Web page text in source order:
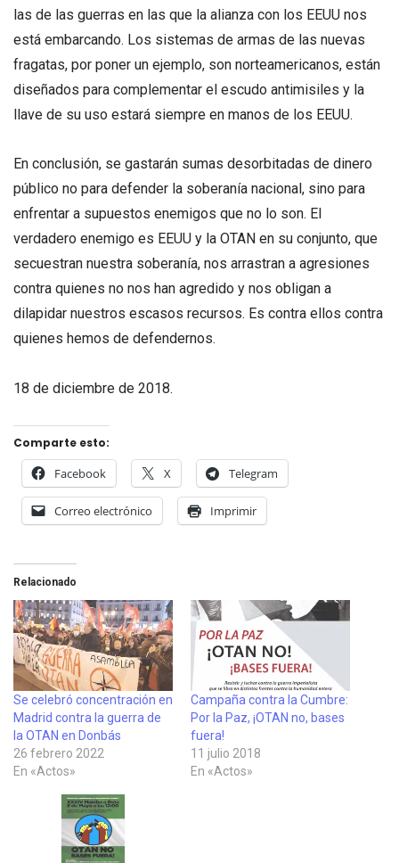
las de las guerras en las que la alianza con los EEUU nos
está embarcando. Los sistemas de armas de las nuevas
fragatas, por poner un ejemplo, son norteamericanos, están
diseñados para complementar el escudo antimisiles y la
llave de su uso estará siempre en manos de los EEUU.
En conclusión, se gastarán sumas desorbitadas de dinero
público no para defender la soberanía nacional, sino para
enfrentar a supuestos enemigos que no lo son. El
verdadero enemigo es EEUU y la OTAN en su conjunto, que
secuestran nuestra soberanía, nos arrastran a agresiones
contra quienes no nos han agredido y nos obligan a
dilapidar nuestros escasos recursos. Es contra ellos contra
quienes hemos de defendernos.
18 de diciembre de 2018.
Comparte esto:
Facebook X Telegram
Correo electrónico Imprimir
Relacionado
Se celebró concentración en
Madrid contra la guerra de
la OTAN en Donbás
26 febrero 2022
En «Actos»
Campaña contra la Cumbre:
Por la Paz, ¡OTAN no, bases
fuera!
11 julio 2018
En «Actos»